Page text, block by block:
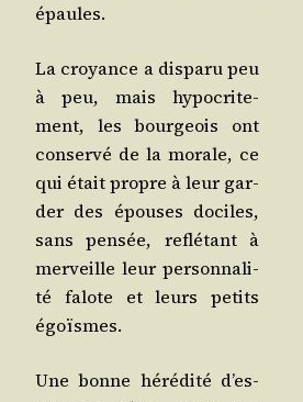
épaules.
La croyance a dis­pa­ru peu
à peu, mais hypo­cri­te­
ment, les bour­geois ont
conser­vé de la morale, ce
qui était propre à leur gar­
der des épouses dociles,
sans pen­sée, reflé­tant à
mer­veille leur per­son­na­li­
té falote et leurs petits
égoïsmes.
Une bonne héré­di­té d’es­